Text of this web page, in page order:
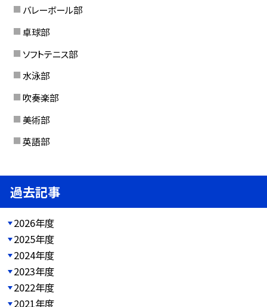
バレーボール部
卓球部
ソフトテニス部
水泳部
吹奏楽部
美術部
英語部
過去記事
2026年度
2025年度
2024年度
2023年度
2022年度
2021年度